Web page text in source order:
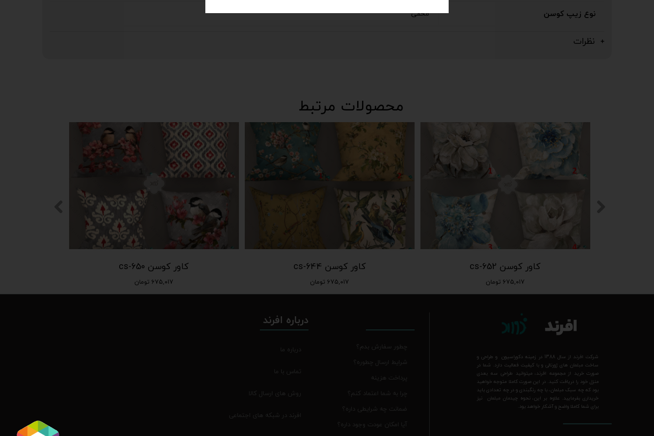
نوع زیپ کوسن مخفی
نظرات
کاور کوسن cs-650
۶۷۵,۰۱۷ تومان
کاور کوسن cs-644
۶۷۵,۰۱۷ تومان
کاور کوسن cs-652
۶۷۵,۰۱۷ تومان
محصولات مرتبط
شرکت افرند از سال 1388 در زمینه دکوراسیون و طراحی و
ساخت مبلمان های ژورنالی و با کیفیت فعالیت دارد. شما در
صورت خرید از مجموعه افرند، میتوانید طراحی سه بعدی
منزل خود را دریافت کنید. در این صورت کاملا متوجه خواهید
بود که چه سبک مبلمان، با چه رنگبندی و در چه تعدادی باید
خریداری بفرمایید. علاوه بر این، نحوه چیدمان مبلمان نیز
برای شما کاملا واضح و آشکار خواهد بود.
چطور سفارش بدم؟
شرایط ارسال چطوره؟
پرداخت هزینه
چرا به شما اعتماد کنم؟
ضمانت چه شرایطی داره؟
آیا امکان عودت وجود داره؟
درباره افرند
درباره ما
تماس با ما
روش های ارسال کالا
افرند در شبکه های اجتماعی